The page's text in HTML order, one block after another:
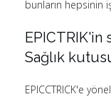
bunların hepsinin
Sağlık
EPICCTRICK'e